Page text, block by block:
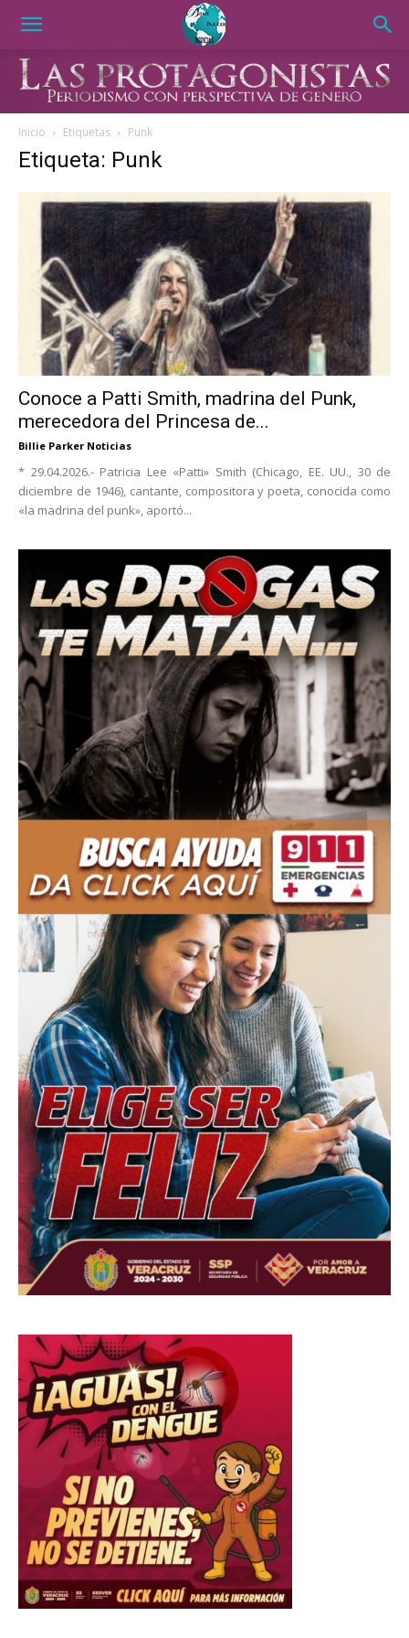
Inicio Etiquetas Punk
Etiqueta: Punk
Conoce a Patti Smith, madrina del Punk,
merecedora del Princesa de...
Billie Parker Noticias
* 29.04.2026.- Patricia Lee «Patti» Smith (Chicago, EE. UU., 30 de
diciembre de 1946), cantante, compositora y poeta, conocida como
«la madrina del punk», aportó...